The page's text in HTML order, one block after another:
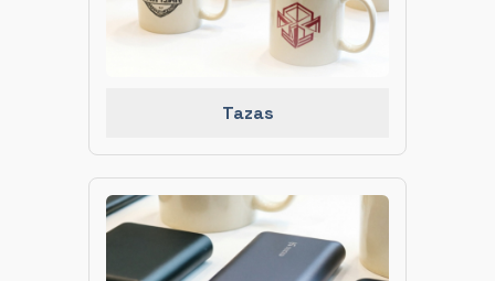
Tazas